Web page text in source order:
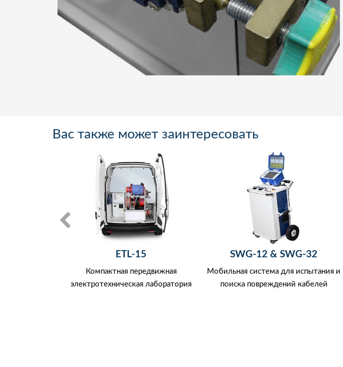
Вас также может заинтересовать
ETL-15
Компактная передвижная
электротехническая лаборатория
SWG-12 & SWG-32
Мобильная система для испытания и
поиска повреждений кабелей